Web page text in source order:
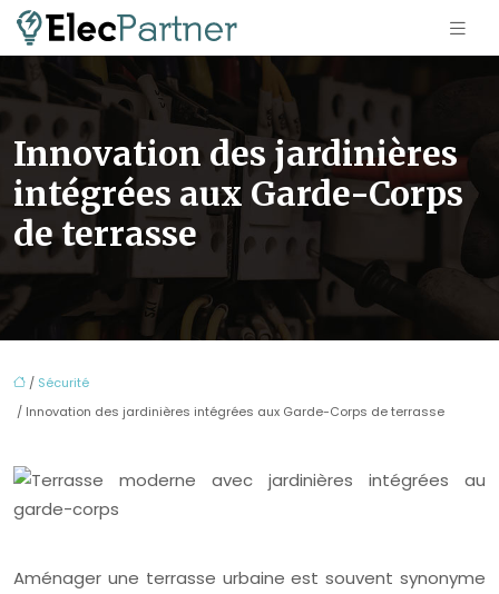
Innovation des jardinières
intégrées aux Garde-Corps
de terrasse
/ Sécurité
/ Innovation des jardinières intégrées aux Garde-Corps de terrasse
Aménager une terrasse urbaine est souvent synonyme